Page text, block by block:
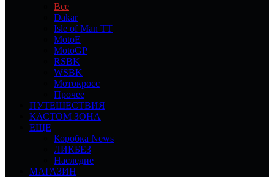
Все
Dakar
Isle of Man TT
MotoE
MotoGP
RSBK
WSBK
Мотокросс
Прочее
ПУТЕШЕСТВИЯ
КАСТОМ ЗОНА
ЕЩЕ
Коробка News
ЛИКБЕЗ
Наследие
МАГАЗИН